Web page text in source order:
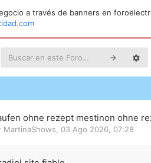
a través de banners en
ohne rezept mestinon ohne
MartinaShows 03 Ago 2026, 07:28